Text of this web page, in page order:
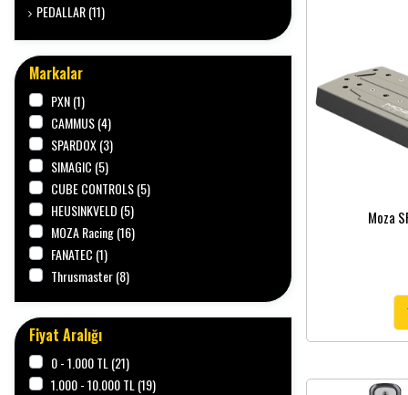
PEDALLAR (11)
Markalar
PXN (1)
CAMMUS (4)
SPARDOX (3)
SIMAGIC (5)
CUBE CONTROLS (5)
HEUSINKVELD (5)
MOZA Racing (16)
FANATEC (1)
Thrusmaster (8)
ORTOMBO (2)
Fiyat Aralığı
0 - 1.000 TL (21)
1.000 - 10.000 TL (19)
Moza